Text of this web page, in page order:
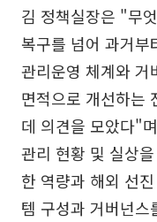
김 정책실장은 "무
복구를 넘어 과거부
관리운영 체계와 거
면적으로 개선하는
데 의견을 모았다"
관리 현황 및 실상
한 역량과 해외 선
템 구성과 거버넌스